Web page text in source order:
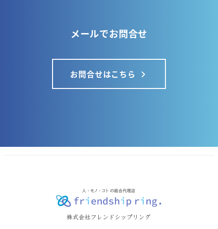
メールでお問合せ
お問合せはこちら